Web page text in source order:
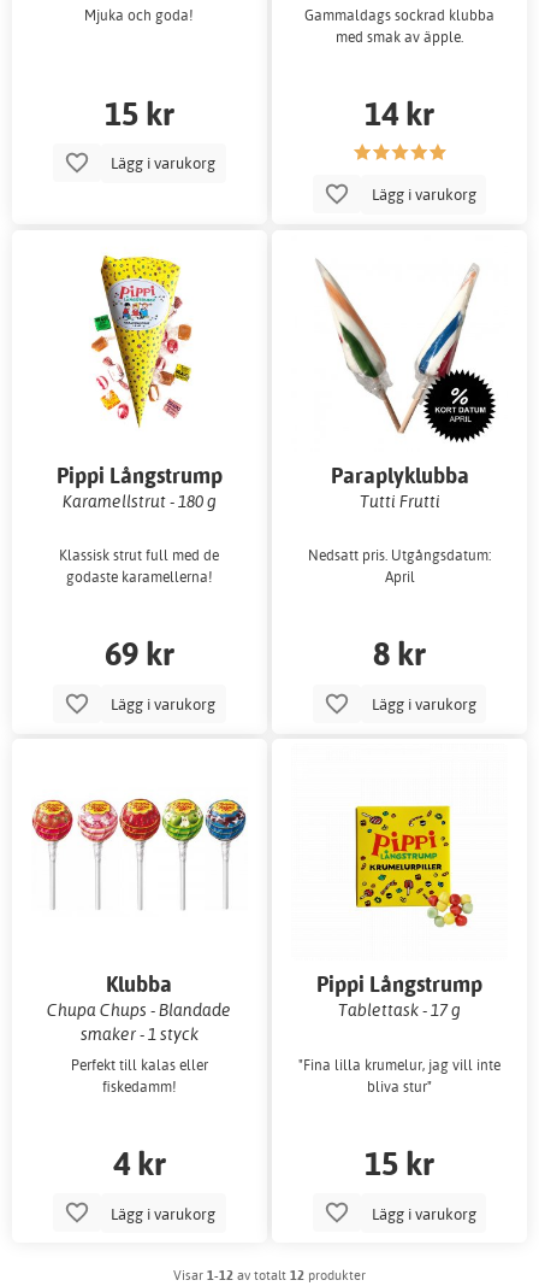
Mjuka och goda!
15 kr
Lägg i varukorg
Gammaldags sockrad klubba
med smak av äpple.
14 kr
Lägg i varukorg
Pippi Långstrump
Karamellstrut - 180 g
Klassisk strut full med de
godaste karamellerna!
69 kr
Lägg i varukorg
Paraplyklubba
Tutti Frutti
Nedsatt pris. Utgångsdatum:
April
8 kr
Lägg i varukorg
Klubba
Chupa Chups - Blandade
smaker - 1 styck
Perfekt till kalas eller
fiskedamm!
4 kr
Lägg i varukorg
Pippi Långstrump
Krumelurpiller
Tablettask - 17 g
"Fina lilla krumelur, jag vill inte
bliva stur"
15 kr
Lägg i varukorg
Visar 1-12 av totalt 12 produkter